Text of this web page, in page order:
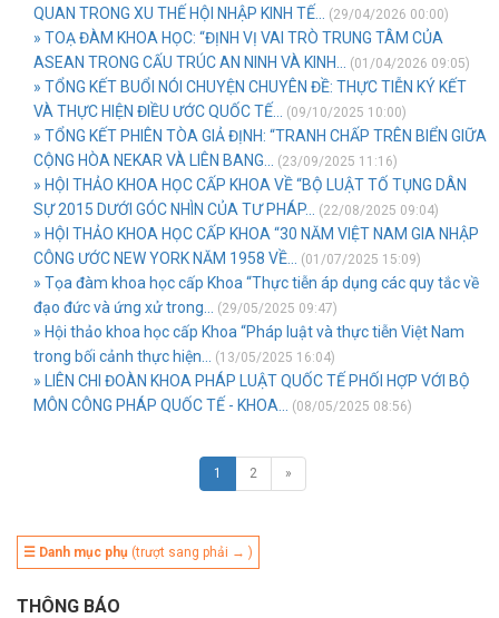
QUAN TRONG XU THẾ HỘI NHẬP KINH TẾ...
(29/04/2026 00:00)
» TOẠ ĐÀM KHOA HỌC: “ĐỊNH VỊ VAI TRÒ TRUNG TÂM CỦA
ASEAN TRONG CẤU TRÚC AN NINH VÀ KINH...
(01/04/2026 09:05)
» TỔNG KẾT BUỔI NÓI CHUYỆN CHUYÊN ĐỀ: THỰC TIỄN KÝ KẾT
VÀ THỰC HIỆN ĐIỀU ƯỚC QUỐC TẾ...
(09/10/2025 10:00)
» TỔNG KẾT PHIÊN TÒA GIẢ ĐỊNH: “TRANH CHẤP TRÊN BIỂN GIỮA
CỘNG HÒA NEKAR VÀ LIÊN BANG...
(23/09/2025 11:16)
» HỘI THẢO KHOA HỌC CẤP KHOA VỀ “BỘ LUẬT TỐ TỤNG DÂN
SỰ 2015 DƯỚI GÓC NHÌN CỦA TƯ PHÁP...
(22/08/2025 09:04)
» HỘI THẢO KHOA HỌC CẤP KHOA “30 NĂM VIỆT NAM GIA NHẬP
CÔNG ƯỚC NEW YORK NĂM 1958 VỀ...
(01/07/2025 15:09)
» Tọa đàm khoa học cấp Khoa “Thực tiễn áp dụng các quy tắc về
đạo đức và ứng xử trong...
(29/05/2025 09:47)
» Hội thảo khoa học cấp Khoa “Pháp luật và thực tiễn Việt Nam
trong bối cảnh thực hiện...
(13/05/2025 16:04)
» LIÊN CHI ĐOÀN KHOA PHÁP LUẬT QUỐC TẾ PHỐI HỢP VỚI BỘ
MÔN CÔNG PHÁP QUỐC TẾ - KHOA...
(08/05/2025 08:56)
1 2 »
☰ Danh mục phụ (trượt sang phải → )
THÔNG BÁO